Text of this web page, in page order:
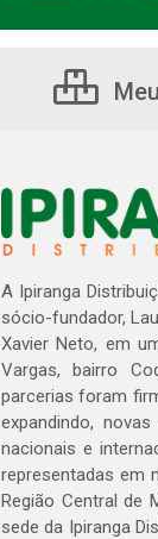
A Ipiranga
sócio-fundador,
Xavier Neto, em
Vargas, bairro
parcerias foram
expandindo,
nacionais e
representadas em
Região Central de
sede da Ipiranga